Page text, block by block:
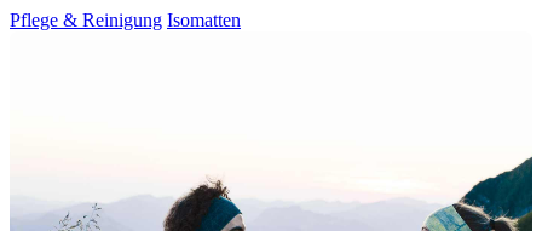
Pflege & Reinigung Isomatten